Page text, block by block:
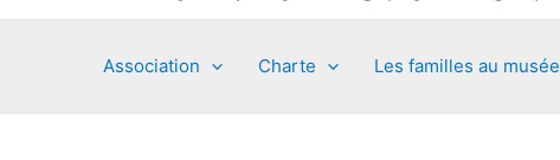
Association Charte Les familles au musée